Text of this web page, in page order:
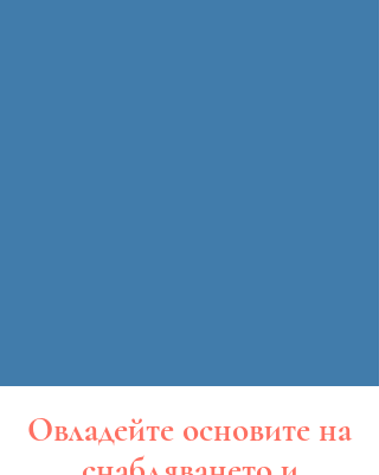
Овладейте основите на